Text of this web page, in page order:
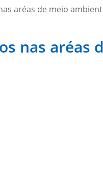
aréas de meio
nas aréas